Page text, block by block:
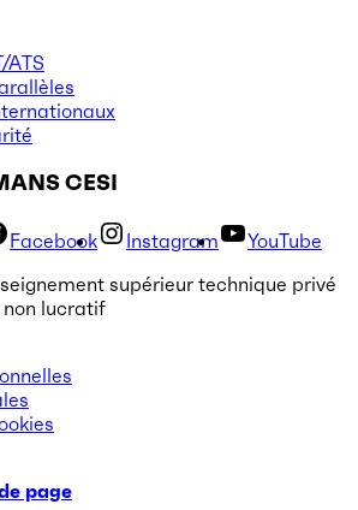
ATS
CESI
Facebook Instagram
YouTube
supérieur technique privé
lucratif
page